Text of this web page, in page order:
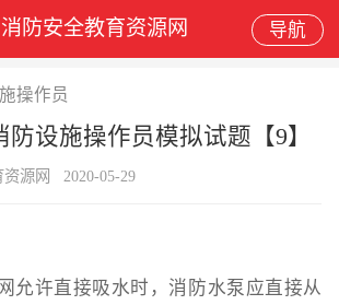
消防安全教育资源网 导航
操作员
防设施操作员模拟试题【9】
源网 2020-05-29
允许直接吸水时，消防水泵应直接从